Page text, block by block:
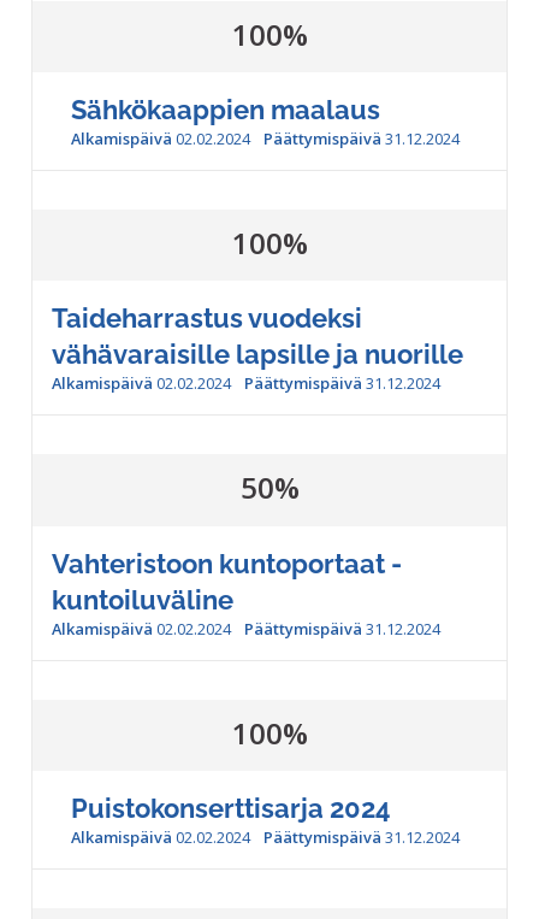
Sähkökaappien maalaus
Alkamispäivä 02.02.2024 Päättymispäivä 31.12.2024
100%
Taideharrastus vuodeksi
vähävaraisille lapsille ja nuorille
Alkamispäivä 02.02.2024 Päättymispäivä 31.12.2024
100%
Vahteristoon kuntoportaat -
kuntoiluväline
Alkamispäivä 02.02.2024 Päättymispäivä 31.12.2024
50%
Puistokonserttisarja 2024
Alkamispäivä 02.02.2024 Päättymispäivä 31.12.2024
100%